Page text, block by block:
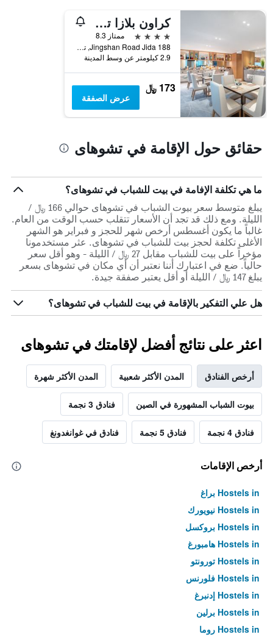
كراون بلازا تشوهاي سيتي سنتر بي آيتش جي
4 نجوم
ممتاز 8.3
188 Jingshan Road Jida, تشوهاى, الصين
2.9 كيلومتر عن وسط المدينة
173 ﷼
عرض الصفقة
حقائق حول الإقامة في تشوهاى
ما هي تكلفة الإفامة في بيت للشباب في تشوهاى؟
يبلغ متوسط سعر بيوت الشباب في تشوهاى حوالي 166 ﷼ /
الليلة. ومع ذلك قد تجد أن الأسعار تتقلب حسب الوقت من العام.
غالباً ما يكون أغسطس أرخص شهر للحجز و فبراير هو الشهر
الأغلى تكلفة لحجز بيت للشباب في تشوهاى. عثر مستخدمونا
مؤخراً على بيت للشباب مقابل 27 ﷼ / الليلة - وهو أقل سعر
حالياً. ضع في اعتبارك أننا نعتبر أن أي مكان في تشوهاى بسعر
يبلغ 147 ﷼ / الليلة أو أقل يعتبر صفقة جيدة.
هل علي التفكير بالإقامة في بيت للشباب في تشوهاى؟
اعثر على نتائج أفضل لإقامتك في تشوهاى
أرخص الفنادق المدن الأكثر شعبية المدن الأكثر شهرة
بيوت الشباب المشهورة في الصين فنادق 3 نجمة
فنادق 4 نجمة فنادق 5 نجمة فنادق في غوانغدونغ
أرخص الإقامات
Hostels in براغ
Hostels in نيويورك
Hostels in بروكسل
Hostels in هامبورغ
Hostels in تورونتو
Hostels in فلورنس
Hostels in إدنبرغ
Hostels in برلين
Hostels in روما